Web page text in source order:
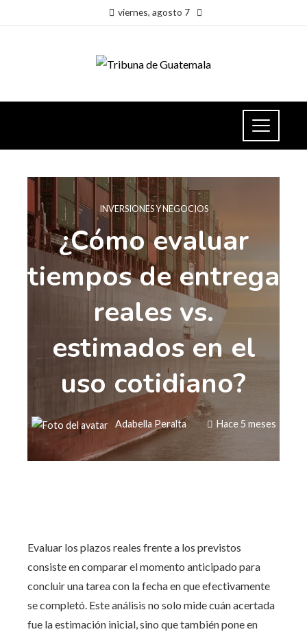
viernes, agosto 7
INVERSIONES Y NEGOCIOS
¿Cómo evaluar
tiempos de entrega
reales vs.
estimados en el
uso cotidiano?
Adabella Peralta Hace 5 meses
Evaluar los plazos reales frente a los previstos
consiste en comparar el momento anticipado para
concluir una tarea con la fecha en que efectivamente
se completó. Este análisis no solo mide cuán acertada
fue la estimación inicial, sino que también pone en